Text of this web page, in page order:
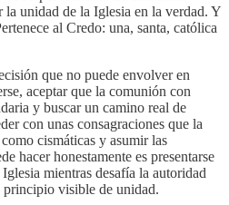
unidad de la Iglesia en la verdad. Y
al Credo: una, santa, católica
que no puede envolver en
aceptar que la comunión con
y buscar un camino real de
con unas consagraciones que la
cismáticas y asumir las
hacer honestamente es presentarse
mientras desafía la autoridad
visible de unidad.